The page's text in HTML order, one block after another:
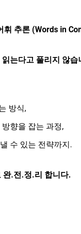
휘 추론 (Words in
는다고 풀리지 않습
방식,
향을 잡는 과정,
수 있는 전략까지.
완.전.정.리 합니다.